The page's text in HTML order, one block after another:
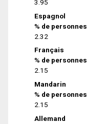
3.95
Espagnol
% de personnes
2.32
Français
% de personnes
2.15
Mandarin
% de personnes
2.15
Allemand